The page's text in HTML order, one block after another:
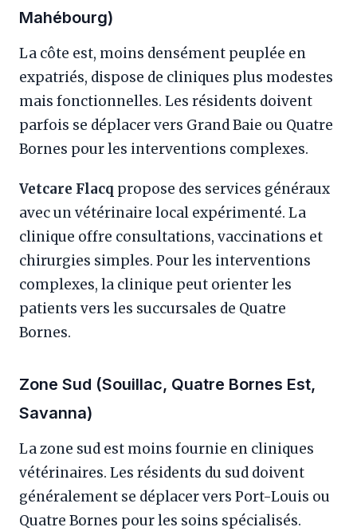
Mahébourg)
La côte est, moins densément peuplée en
expatriés, dispose de cliniques plus modestes
mais fonctionnelles. Les résidents doivent
parfois se déplacer vers Grand Baie ou Quatre
Bornes pour les interventions complexes.
Vetcare Flacq propose des services généraux
avec un vétérinaire local expérimenté. La
clinique offre consultations, vaccinations et
chirurgies simples. Pour les interventions
complexes, la clinique peut orienter les
patients vers les succursales de Quatre
Bornes.
Zone Sud (Souillac, Quatre Bornes Est,
Savanna)
La zone sud est moins fournie en cliniques
vétérinaires. Les résidents du sud doivent
généralement se déplacer vers Port-Louis ou
Quatre Bornes pour les soins spécialisés.